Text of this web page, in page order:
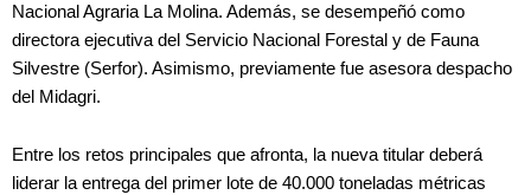
Nacional Agraria La Molina. Además, se desempeñó como
directora ejecutiva del Servicio Nacional Forestal y de Fauna
Silvestre (Serfor). Asimismo, previamente fue asesora despacho
del Midagri.
Entre los retos principales que afronta, la nueva titular deberá
liderar la entrega del primer lote de 40.000 toneladas métricas